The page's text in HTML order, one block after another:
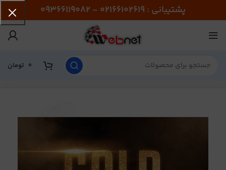
پشتیبانی : 02166102619 - 09366119082
0 تومان